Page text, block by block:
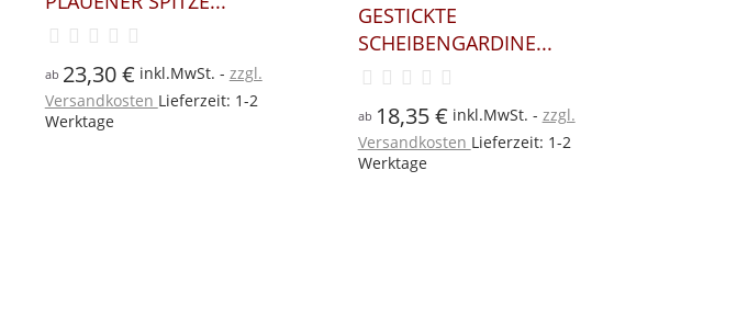
GESTICKTE
SCHEIBENGARDINE...
ab18,35 €inkl.MwSt.
SCHEIBENGARDINE KATJA
PLAUENER SPITZE...
ab 20,25 € inkl.MwSt.
zzgl.
Versandkosten Lieferzeit: 1-2
Werktage